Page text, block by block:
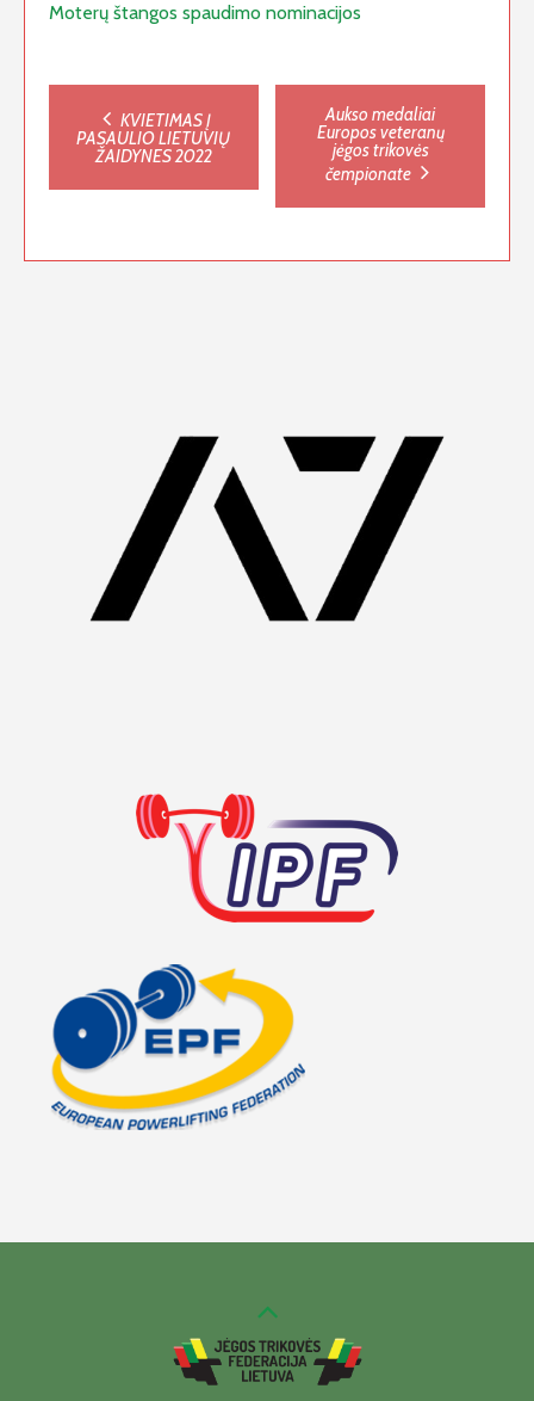
Moterų štangos spaudimo nominacijos
Post
navigation
KVIETIMAS Į
PASAULIO LIETUVIŲ
ŽAIDYNES 2022
Aukso medaliai
Europos veteranų
jėgos trikovės
čempionate